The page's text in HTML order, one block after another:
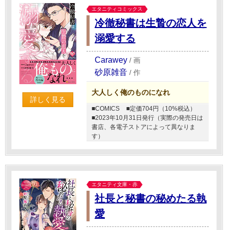
詳しく見る
エタニティコミックス
冷徹秘書は生贄の恋人を
溺愛する
Carawey / 画
砂原雑音 / 作
大人しく俺のものになれ
■COMICS
■定価704円（10%税込）
■2023年10月31日発行（実際の発売日は
書店、各電子ストアによって異なりま
す）
エタニティ文庫・赤
社長と秘書の秘めたる執
愛